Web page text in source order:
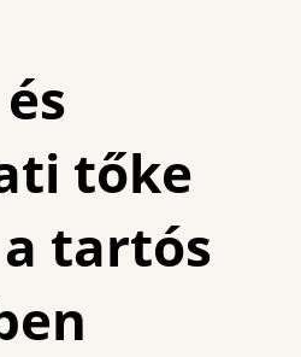
tőke
tartós